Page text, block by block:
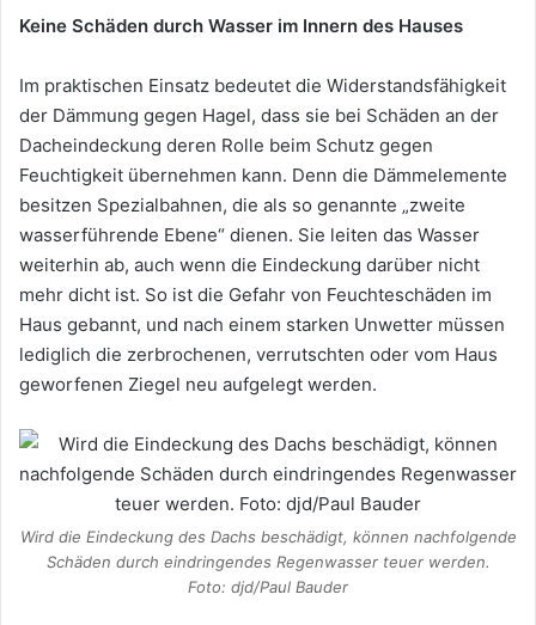
Keine Schäden durch Wasser im Innern des Hauses
Im praktischen Einsatz bedeutet die Widerstandsfähigkeit
der Dämmung gegen Hagel, dass sie bei Schäden an der
Dacheindeckung deren Rolle beim Schutz gegen
Feuchtigkeit übernehmen kann. Denn die Dämmelemente
besitzen Spezialbahnen, die als so genannte „zweite
wasserführende Ebene“ dienen. Sie leiten das Wasser
weiterhin ab, auch wenn die Eindeckung darüber nicht
mehr dicht ist. So ist die Gefahr von Feuchteschäden im
Haus gebannt, und nach einem starken Unwetter müssen
lediglich die zerbrochenen, verrutschten oder vom Haus
geworfenen Ziegel neu aufgelegt werden.
Wird die Eindeckung des Dachs beschädigt, können nachfolgende
Schäden durch eindringendes Regenwasser teuer werden.
Foto: djd/Paul Bauder